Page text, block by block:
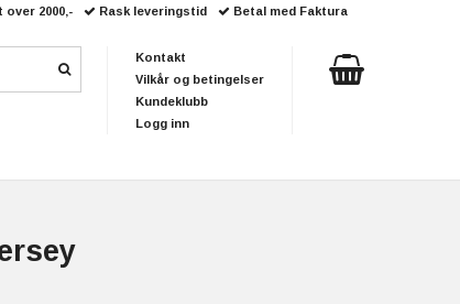
over 2000,- Rask leveringstid Betal med Faktura
Kontakt
Vilkår og betingelser
Kundeklubb
Logg inn